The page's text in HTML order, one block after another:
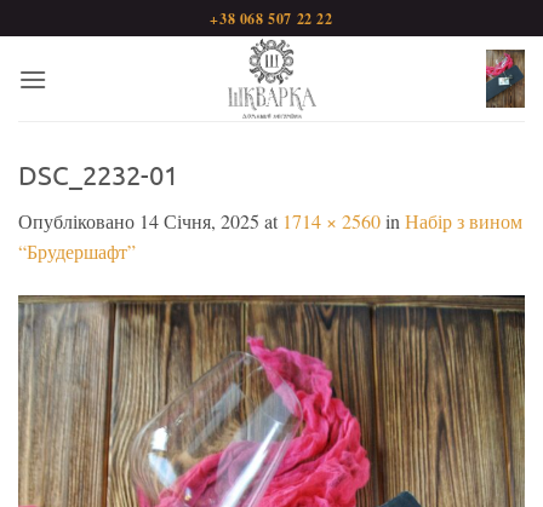
+38 068 507 22 22
DSC_2232-01
Опубліковано 14 Січня, 2025 at 1714 × 2560in Набір з вином
“Брудершафт”